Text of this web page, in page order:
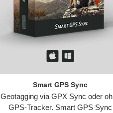
Smart GPS Sync
Geotagging via GPX Sync oder
GPS-Tracker. Smart GPS Sync